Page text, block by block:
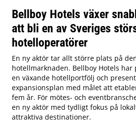
Bellboy Hotels växer
att bli en av Sveriges
hotelloperatörer
En ny aktör tar allt större plats på
hotellmarknaden. Bellboy Hotels
en växande hotellportfölj och
expansionsplan med målet att
fem år. För mötes- och
en ny aktör med tydligt fokus på
attraktiva destinationer.